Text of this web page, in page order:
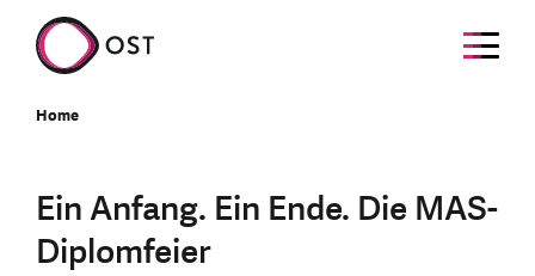
Home
Ein Anfang. Ein Ende. Die MAS-
Diplomfeier